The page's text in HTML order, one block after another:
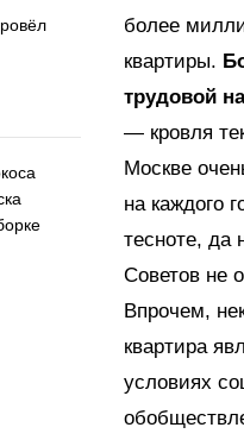
более
квартиры.
трудовой
— кровля
Москве
на каждого
тесноте, да
Советов не
Впрочем,
квартира
условиях